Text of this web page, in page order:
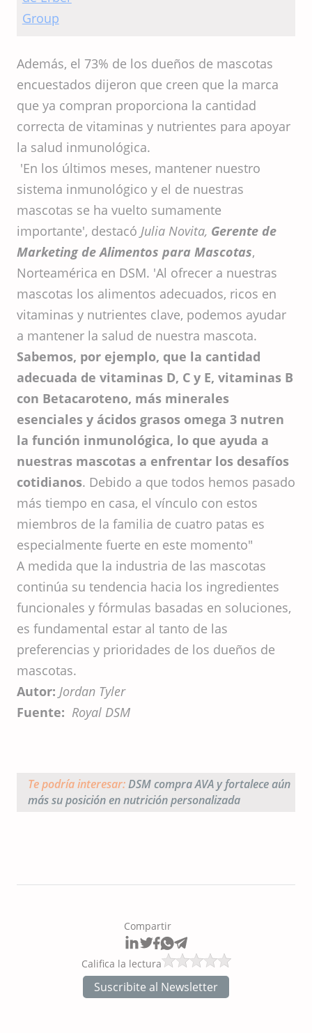
Además, el 73% de los dueños de mascotas
encuestados dijeron que creen que la marca
que ya compran proporciona la cantidad
correcta de vitaminas y nutrientes para apoyar
la salud inmunológica.
'En los últimos meses, mantener nuestro
sistema inmunológico y el de nuestras
mascotas se ha vuelto sumamente
importante', destacó Julia Novita, Gerente de
Marketing de Alimentos para Mascotas,
Norteamérica en DSM. 'Al ofrecer a nuestras
mascotas los alimentos adecuados, ricos en
vitaminas y nutrientes clave, podemos ayudar
a mantener la salud de nuestra mascota.
Sabemos, por ejemplo, que la cantidad
adecuada de vitaminas D, C y E, vitaminas B
con Betacaroteno, más minerales
esenciales y ácidos grasos omega 3 nutren
la función inmunológica, lo que ayuda a
nuestras mascotas a enfrentar los desafíos
cotidianos. Debido a que todos hemos pasado
más tiempo en casa, el vínculo con estos
miembros de la familia de cuatro patas es
especialmente fuerte en este momento"
A medida que la industria de las mascotas
continúa su tendencia hacia los ingredientes
funcionales y fórmulas basadas en soluciones,
es fundamental estar al tanto de las
preferencias y prioridades de los dueños de
mascotas.
Autor: Jordan Tyler
Fuente: Royal DSM
Te podría interesar:DSM compra AVA y fortalece aún
más su posición en nutrición personalizada
Compartir
Califica la lectura
Suscribite al Newsletter